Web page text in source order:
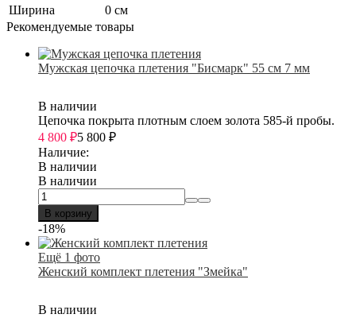
Ширина
0 см
Рекомендуемые товары
Мужская цепочка плетения "Бисмарк" 55 см 7 мм
В наличии
Цепочка покрыта плотным слоем золота 585-й пробы.
4 800 ₽5 800 ₽
Наличие:
В наличии
В наличии
В корзину
-18%
Ещё 1 фото
Женский комплект плетения "Змейка"
В наличии